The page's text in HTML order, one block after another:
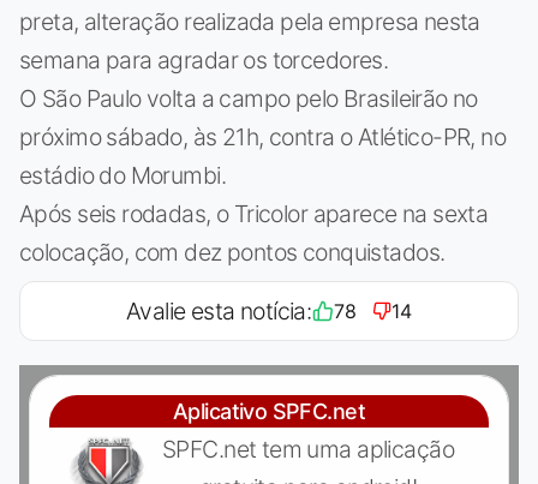
preta, alteração realizada pela empresa nesta
semana para agradar os torcedores.
O São Paulo volta a campo pelo Brasileirão no
próximo sábado, às 21h, contra o Atlético-PR, no
estádio do Morumbi.
Após seis rodadas, o Tricolor aparece na sexta
colocação, com dez pontos conquistados.
Avalie esta notícia: 78 14
Aplicativo SPFC.net
SPFC.net tem uma aplicação